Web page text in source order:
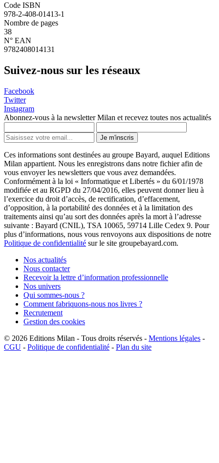
Code ISBN
978-2-408-01413-1
Nombre de pages
38
N° EAN
9782408014131
Suivez-nous sur les réseaux
Facebook
Twitter
Instagram
Abonnez-vous à la newsletter Milan et recevez toutes nos actualités
Je m'inscris
Ces informations sont destinées au groupe Bayard, auquel Editions
Milan appartient. Nous les enregistrons dans notre fichier afin de
vous envoyer les newsletters que vous avez demandées.
Conformément à la loi « Informatique et Libertés » du 6/01/1978
modifiée et au RGPD du 27/04/2016, elles peuvent donner lieu à
l’exercice du droit d’accès, de rectification, d’effacement,
d’opposition, à la portabilité des données et à la limitation des
traitements ainsi qu’au sort des données après la mort à l’adresse
suivante : Bayard (CNIL), TSA 10065, 59714 Lille Cedex 9. Pour
plus d’informations, nous vous renvoyons aux dispositions de notre
Politique de confidentialité sur le site groupebayard.com.
Nos actualités
Nous contacter
Recevoir la lettre d’information professionnelle
Nos univers
Qui sommes-nous ?
Comment fabriquons-nous nos livres ?
Recrutement
Gestion des cookies
© 2026 Editions Milan - Tous droits réservés - Mentions légales -
CGU - Politique de confidentialité - Plan du site